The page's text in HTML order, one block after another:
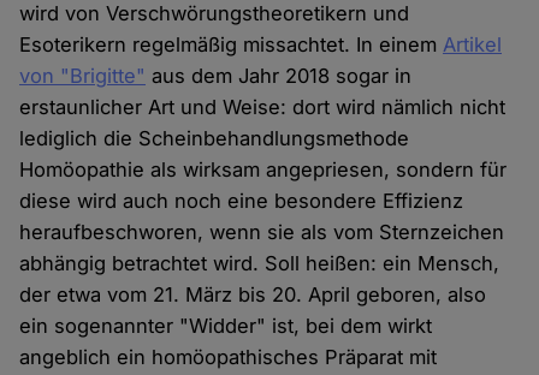
wird von Verschwörungstheoretikern und
Esoterikern regelmäßig missachtet. In einemArtikel
von "Brigitte" aus dem Jahr 2018 sogar in
erstaunlicher Art und Weise: dort wird nämlich nicht
lediglich die Scheinbehandlungsmethode
Homöopathie als wirksam angepriesen, sondern für
diese wird auch noch eine besondere Effizienz
heraufbeschworen, wenn sie als vom Sternzeichen
abhängig betrachtet wird. Soll heißen: ein Mensch,
der etwa vom 21. März bis 20. April geboren, also
ein sogenannter "Widder" ist, bei dem wirkt
angeblich ein homöopathisches Präparat mit